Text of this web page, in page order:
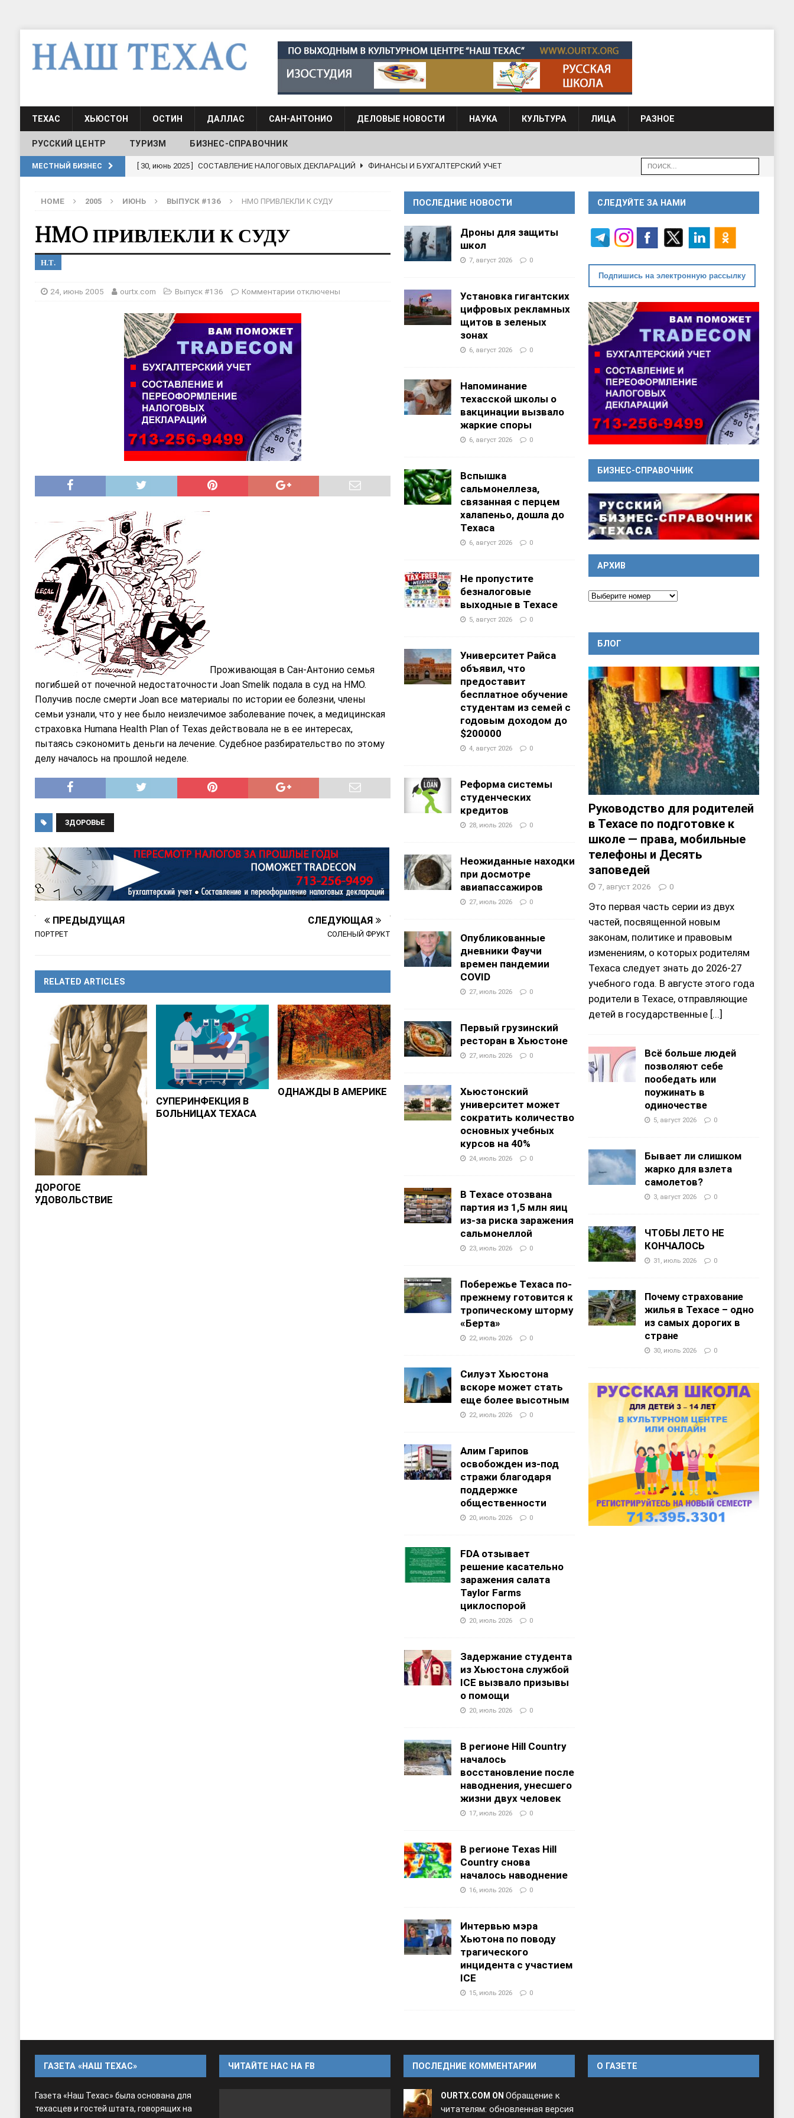
ТЕХАС ХЬЮСТОН ОСТИН ДАЛЛАС САН-АНТОНИО ДЕЛОВЫЕ НОВОСТИ НАУКА КУЛЬТУРА ЛИЦА РАЗНОЕ
РУССКИЙ ЦЕНТР ТУРИЗМ БИЗНЕС-СПРАВОЧНИК
МЕСТНЫЙ БИЗНЕС [ 30, июнь 2025 ] СОСТАВЛЕНИЕ НАЛОГОВЫХ ДЕКЛАРАЦИЙ
ФИНАНСЫ И БУХГАЛТЕРСКИЙ УЧЕТ
Школа русского языка при культурном центре “Наш Техас” ШКОЛЫ И
ДЕТСКИЕ САДЫ
[ 17, июнь 2026 ] Sophia Dance ТАНЦЕВАЛЬНЫЕ СТУДИИ
HOME 2005 ИЮНЬ ВЫПУСК #136 HMO ПРИВЛЕКЛИ К СУДУ
HMO ПРИВЛЕКЛИ К СУДУ
Н.Т.
24, июнь 2005 ourtx.com Выпуск #136 Комментарии отключены
Проживающая в Сан-Антонио семья
погибшей от почечной недостаточности Joan Smelik подала в суд на НМО.
Получив после смерти Joan все материалы по истории ее болезни, члены
семьи узнали, что у нее было неизлечимое заболевание почек, а медицинская
страховка Humana Health Plan of Texas действовала не в ее интересах,
пытаясь сэкономить деньги на лечение. Судебное разбирательство по этому
делу началось на прошлой неделе.
ЗДОРОВЬЕ
ПРЕДЫДУЩАЯ
ПОРТРЕТ
СЛЕДУЮЩАЯ
СОЛЕНЫЙ ФРУКТ
RELATED ARTICLES
ДОРОГОЕ
УДОВОЛЬСТВИЕ
СУПЕРИНФЕКЦИЯ В
БОЛЬНИЦАХ ТЕХАСА
ОДНАЖДЫ В АМЕРИКЕ
ПОСЛЕДНИЕ НОВОСТИ
Дроны для защиты
школ
7, август 2026 0
Установка гигантских
цифровых рекламных
щитов в зеленых
зонах
6, август 2026 0
Напоминание
техасской школы о
вакцинации вызвало
жаркие споры
6, август 2026 0
Вспышка
сальмонеллеза,
связанная с перцем
халапеньо, дошла до
Техаса
6, август 2026 0
Не пропустите
безналоговые
выходные в Техасе
5, август 2026 0
Университет Райса
объявил, что
предоставит
бесплатное обучение
студентам из семей с
годовым доходом до
$200000
4, август 2026 0
Реформа системы
студенческих
кредитов
28, июль 2026 0
Неожиданные находки
при досмотре
авиапассажиров
27, июль 2026 0
Опубликованные
дневники Фаучи
времен пандемии
COVID
27, июль 2026 0
Первый грузинский
ресторан в Хьюстоне
27, июль 2026 0
Хьюстонский
университет может
сократить количество
основных учебных
курсов на 40%
24, июль 2026 0
В Техасе отозвана
партия из 1,5 млн яиц
из-за риска заражения
сальмонеллой
23, июль 2026 0
Побережье Техаса по-
прежнему готовится к
тропическому шторму
«Берта»
22, июль 2026 0
Силуэт Хьюстона
вскоре может стать
еще более высотным
22, июль 2026 0
Алим Гарипов
освобожден из-под
стражи благодаря
поддержке
общественности
20, июль 2026 0
FDA отзывает
решение касательно
заражения салата
Taylor Farms
циклоспорой
20, июль 2026 0
Задержание студента
из Хьюстона службой
ICE вызвало призывы
о помощи
20, июль 2026 0
В регионе Hill Country
началось
восстановление после
наводнения, унесшего
жизни двух человек
17, июль 2026 0
В регионе Texas Hill
Country снова
началось наводнение
16, июль 2026 0
Интервью мэра
Хьютона по поводу
трагического
инцидента с участием
ICE
15, июль 2026 0
СЛЕДУЙТЕ ЗА НАМИ
Подпишись на электронную рассылку
БИЗНЕС-СПРАВОЧНИК
АРХИВ
БЛОГ
Руководство для родителей
в Техасе по подготовке к
школе — права, мобильные
телефоны и Десять
заповедей
7, август 2026 0
Это первая часть серии из двух
частей, посвященной новым
законам, политике и правовым
изменениям, о которых родителям
Техаса следует знать до 2026-27
учебного года. В августе этого года
родители в Техасе, отправляющие
детей в государственные [...]
Всё больше людей
позволяют себе
пообедать или
поужинать в
одиночестве
5, август 2026 0
Бывает ли слишком
жарко для взлета
самолетов?
3, август 2026 0
ЧТОБЫ ЛЕТО НЕ
КОНЧАЛОСЬ
31, июль 2026 0
Почему страхование
жилья в Техасе – одно
из самых дорогих в
стране
30, июль 2026 0
ГАЗЕТА «НАШ ТЕХАС»
Газета «Наш Техас» была основана для
техасцев и гостей штата, говорящих на
ЧИТАЙТЕ НАС НА FB ПОСЛЕДНИЕ КОММЕНТАРИИ
OURTX.COM ONОбращение к
читателям: обновленная версия
O ГАЗЕТЕ